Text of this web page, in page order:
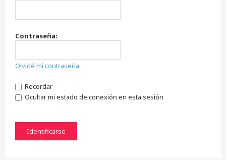
Contraseña:
Olvidé mi contraseña
Recordar
Ocultar mi estado de conexión en esta sesión